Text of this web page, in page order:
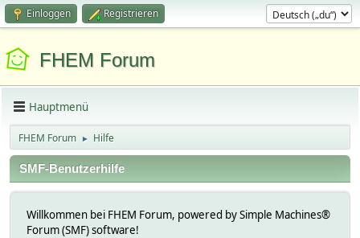
Einloggen Registrieren
FHEM Forum
Hauptmenü
FHEM Forum ► Hilfe
SMF-Benutzerhilfe
Willkommen bei FHEM Forum, powered by Simple Machines®
Forum (SMF) software!